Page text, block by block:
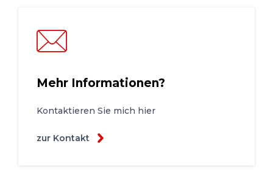
Mehr Informationen?
Kontaktieren Sie mich hier
zur Kontakt